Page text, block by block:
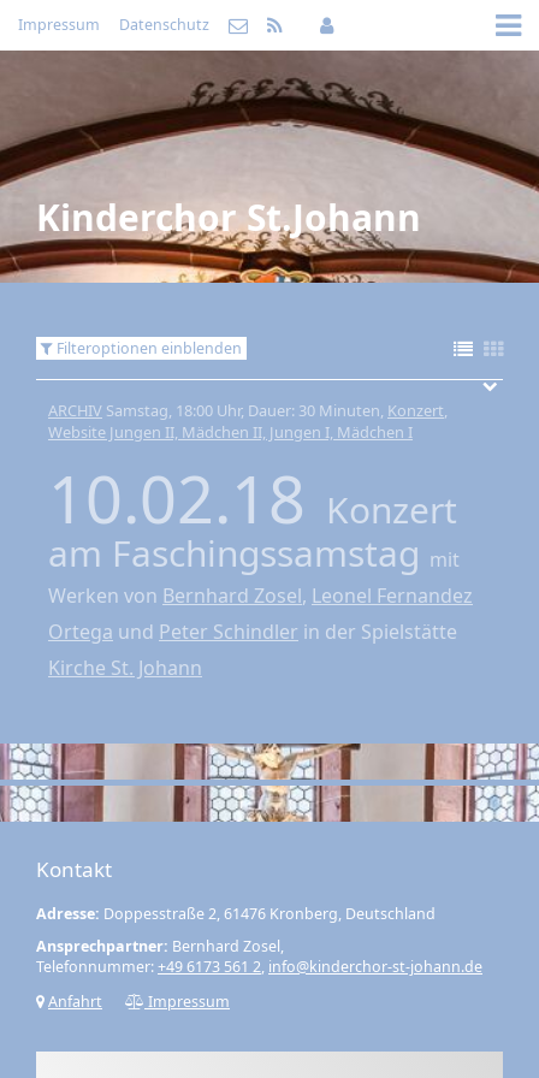
Impressum Datenschutz
Kinderchor St.Johann
Filteroptionen einblenden
ARCHIV Samstag, 18:00 Uhr, Dauer: 30 Minuten, Konzert,
Website Jungen II, Mädchen II, Jungen I, Mädchen I
10.02.18 Konzert
am Faschingssamstag mit
Werken von Bernhard Zosel, Leonel Fernandez
Ortega und Peter Schindler in der Spielstätte
Kirche St. Johann
Kontakt
Adresse: Doppesstraße 2, 61476 Kronberg, Deutschland
Ansprechpartner: Bernhard Zosel,
Telefonnummer:+49 6173 561 2, info@kinderchor-st-johann.de
Anfahrt
Impressum